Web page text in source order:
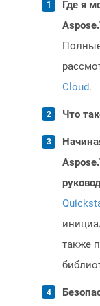
Где я
Cloud.
Что
также